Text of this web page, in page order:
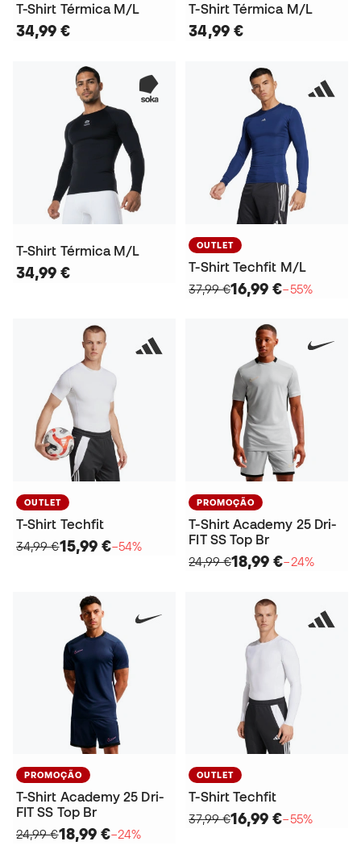
T-Shirt Térmica M/L
34,99 €
T-Shirt Térmica M/L
34,99 €
T-Shirt Térmica M/L
34,99 €
OUTLET
T-Shirt Techfit M/L
37,99 €16,99 €−55%
OUTLET
T-Shirt Techfit
34,99 €15,99 €−54%
PROMOÇÃO
T-Shirt Academy 25 Dri-
FIT SS Top Br
24,99 €18,99 €−24%
PROMOÇÃO
T-Shirt Academy 25 Dri-
FIT SS Top Br
24,99 €18,99 €−24%
OUTLET
T-Shirt Techfit
37,99 €16,99 €−55%